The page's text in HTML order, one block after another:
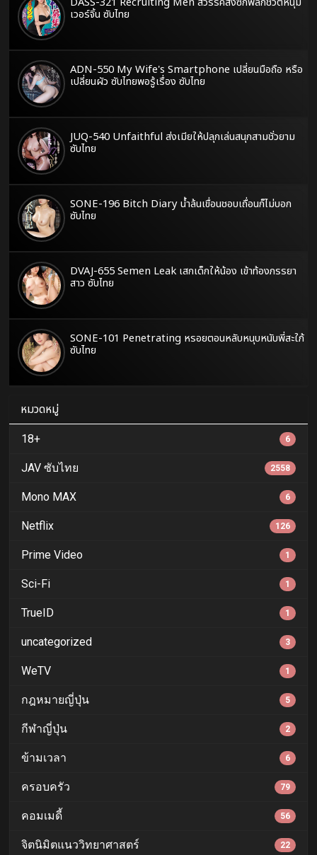
เวอร์จิ้น ซับไทย
ADN-550 My Wife's Smartphone เปลี่ยนมือถือ หรือ
เปลี่ยนผัว ซับไทยพอรู้เรื่อง ซับไทย
JUQ-540 Unfaithful ส่งเมียให้ปลุกเล่นสนุกสามชั่วยาม
ซับไทย
SONE-196 Bitch Diary น้ำล้นเขื่อนชอบเถื่อนก็ไม่บอก
ซับไทย
DVAJ-655 Semen Leak เสกเด็กให้น้อง เข้าท้องภรรยา
สาว ซับไทย
SONE-101 Penetrating หรอยตอนหลับหนุบหนับพี่สะใภ้
ซับไทย
หมวดหมู่
18+ 6
JAV ซับไทย 2558
Mono MAX 6
Netflix 126
Prime Video 1
Sci-Fi 1
TrueID 1
uncategorized 3
WeTV 1
กฎหมายญี่ปุ่น 5
กีฬาญี่ปุ่น 2
ข้ามเวลา 6
ครอบครัว 79
คอมเมดี้ 56
จิตนิมิตแนววิทยาศาสตร์ 22